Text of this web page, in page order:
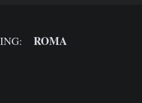
ROMA